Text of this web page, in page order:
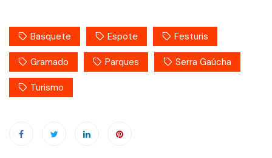
Basquete Espote Festuris
Gramado Parques Serra Gaúcha
Turismo